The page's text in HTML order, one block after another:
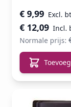
Speciale prijs
€ 12,09
€ 9,99
Normale prijs: